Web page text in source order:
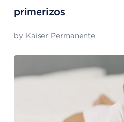
primerizos
by Kaiser Permanente